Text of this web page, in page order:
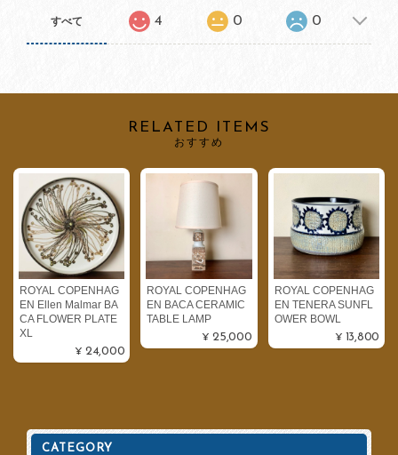
すべて 4 0 0
RELATED ITEMS
おすすめ
ROYAL COPENHAG
EN Ellen Malmar BA
CA FLOWER PLATE
XL
¥24,000
ROYAL COPENHAG
EN BACA CERAMIC
TABLE LAMP
¥25,000
ROYAL COPENHAG
EN TENERA SUNFL
OWER BOWL
¥13,800
CATEGORY